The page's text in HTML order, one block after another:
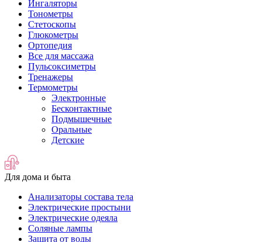
Ингаляторы
Тонометры
Стетоскопы
Глюкометры
Ортопедия
Все для массажа
Пульсоксиметры
Тренажеры
Термометры
Электронные
Бесконтактные
Подмышечные
Оральные
Детские
Для дома и быта
Анализаторы состава тела
Электрические простыни
Электрические одеяла
Соляные лампы
Защита от воды